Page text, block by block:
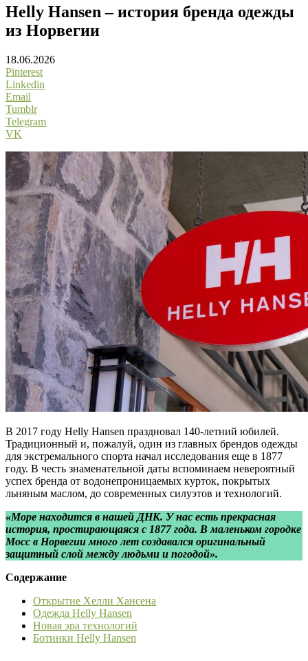
Helly Hansen – история бренда одежды
из Норвегии
18.06.2026
Pinterest
Linkedin
Email
Tumblr
Telegram
VK
В 2017 году Helly Hansen праздновал 140-летний юбилей.
Традиционный и, пожалуй, один из главных брендов одежды
для экстремального спорта начал исследования еще в 1877
году. В честь знаменательной даты вспоминаем невероятный
успех бренда от водонепроницаемых курток, покрытых
льняным маслом, до современных силуэтов и технологий.
«Море находится в нашей ДНК. У нас есть прекрасная
история, простирающаяся с 1877 года. В маленьком городке
Мосс в Норвегии много лет создавался оригинальный
защитный слой между людьми и погодой».
Содержание
Открытие Хелли Хансена
Одежда Helly Hansen
Новая эра технологий
Ботинки Helly Hansen